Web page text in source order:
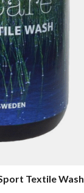
Textile Wash